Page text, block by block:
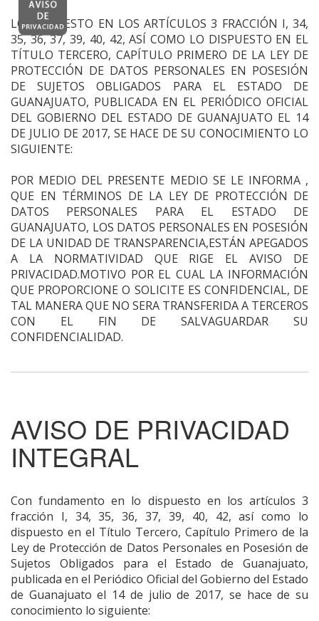
LO DISPUESTO EN LOS ARTÍCULOS 3 FRACCIÓN I, 34,
35, 36, 37, 39, 40, 42, ASÍ COMO LO DISPUESTO EN EL
TÍTULO TERCERO, CAPÍTULO PRIMERO DE LA LEY DE
PROTECCIÓN DE DATOS PERSONALES EN POSESIÓN
DE SUJETOS OBLIGADOS PARA EL ESTADO DE
GUANAJUATO, PUBLICADA EN EL PERIÓDICO OFICIAL
DEL GOBIERNO DEL ESTADO DE GUANAJUATO EL 14
DE JULIO DE 2017, SE HACE DE SU CONOCIMIENTO LO
SIGUIENTE:
POR MEDIO DEL PRESENTE MEDIO SE LE INFORMA ,
QUE EN TÉRMINOS DE LA LEY DE PROTECCIÓN DE
DATOS PERSONALES PARA EL ESTADO DE
GUANAJUATO, LOS DATOS PERSONALES EN POSESIÓN
DE LA UNIDAD DE TRANSPARENCIA,ESTÁN APEGADOS
A LA NORMATIVIDAD QUE RIGE EL AVISO DE
PRIVACIDAD.MOTIVO POR EL CUAL LA INFORMACIÓN
QUE PROPORCIONE O SOLICITE ES CONFIDENCIAL, DE
TAL MANERA QUE NO SERA TRANSFERIDA A TERCEROS
CON EL FIN DE SALVAGUARDAR SU
CONFIDENCIALIDAD.
AVISO DE PRIVACIDAD
INTEGRAL
Con fundamento en lo dispuesto en los artículos 3
fracción I, 34, 35, 36, 37, 39, 40, 42, así como lo
dispuesto en el Título Tercero, Capítulo Primero de la
Ley de Protección de Datos Personales en Posesión de
Sujetos Obligados para el Estado de Guanajuato,
publicada en el Periódico Oficial del Gobierno del Estado
de Guanajuato el 14 de julio de 2017, se hace de su
conocimiento lo siguiente: